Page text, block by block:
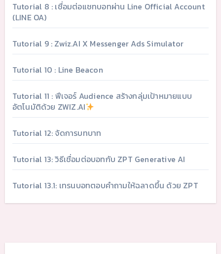
Tutorial 8 : เชื่อมต่อแชทบอทผ่าน Line Official Account
(LINE OA)
Tutorial 9 : Zwiz.AI X Messenger Ads Simulator
Tutorial 10 : Line Beacon
Tutorial 11 : ฟีเจอร์ Audience สร้างกลุ่มเป้าหมายแบบ
อัตโนมัติด้วย ZWIZ.AI
Tutorial 12: จัดการบทบาท
Tutorial 13: วิธีเชื่อมต่อบอทกับ ZPT Generative AI
Tutorial 13.1: เทรนบอทตอบคำถามให้ฉลาดขึ้น ด้วย ZPT